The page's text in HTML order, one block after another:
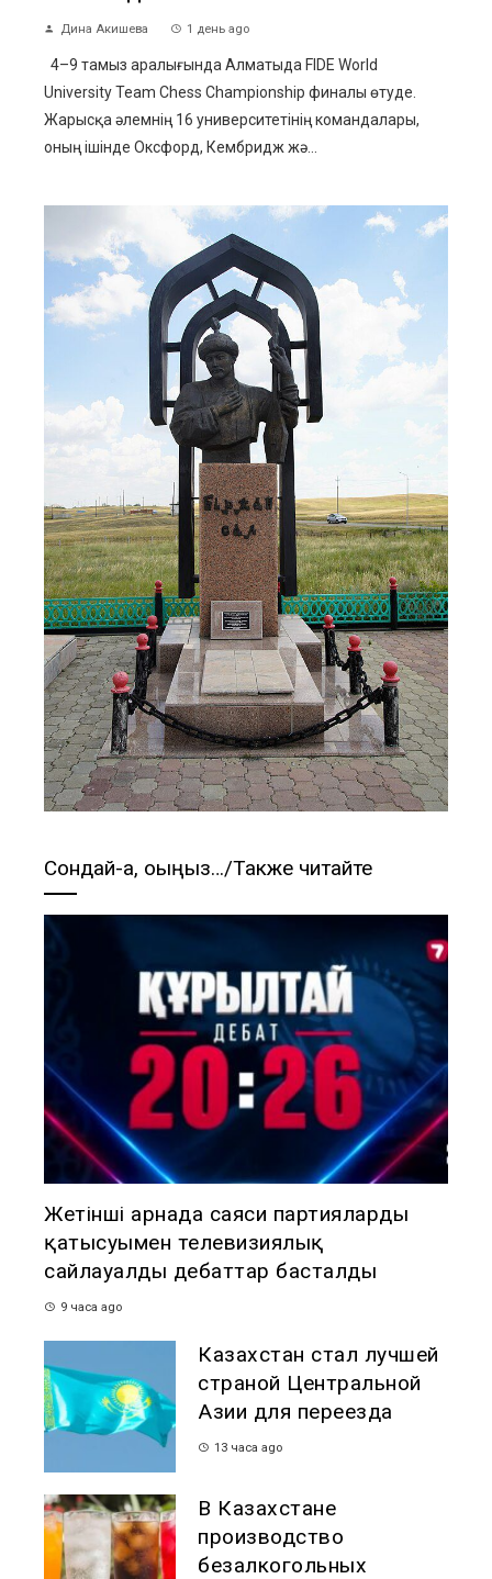
Дина Акишева 1 день ago
4–9 тамыз аралығында Алматыда FIDE World
University Team Chess Championship финалы өтуде.
Жарысқа әлемнің 16 университетінің командалары,
оның ішінде Оксфорд, Кембридж жә...
Сондай-ақ, оқыңыз…/Также читайте
Жетінші арнада саяси партиялардың
қатысуымен телевизиялық
сайлауалды дебаттар басталды
9 часа ago
Казахстан стал лучшей
страной Центральной
Азии для переезда
13 часа ago
В Казахстане
производство
безалкогольных